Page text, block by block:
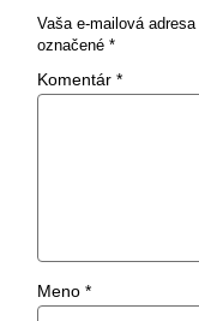
Vaša e-mailová
označené *
Komentár *
Meno *